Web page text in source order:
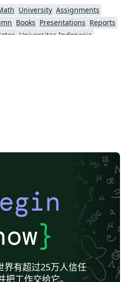
berada pada tiga
dari 1200 mdpl, b) 900 – 1200
900 mdpl. Sebagian besar
mataair depresi yang muncul
berupa batuan lahar dan
dan permeabilitas relatif antar
tiga Unit Hidrostratigrafi
permukaan yang terdiri dari
1.2, dan 1.3). Unit ini
tuf dan pasir, dengan
antara 0,0014 – 0,1 (m/hari).
dibatasi oleh lapisan lempung
dengan nilai K berkisar
1 menempati elevasi di atas
UHs 2 yang terletak
University Assignments
Books Presentations Reports
Universitas Indonesia
}
界有超过25万人信任
把工作交给它。